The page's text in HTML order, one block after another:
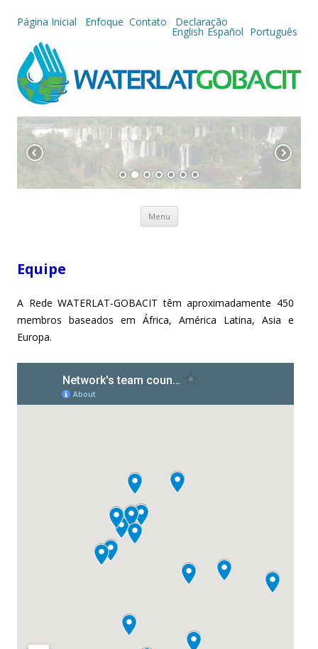
Página Inicial Enfoque Contato Declaração
English Español Português
Menu Skip to content
Equipe
A Rede WATERLAT-GOBACIT têm aproximadamente 450
membros baseados em África, América Latina, Asia e
Europa.